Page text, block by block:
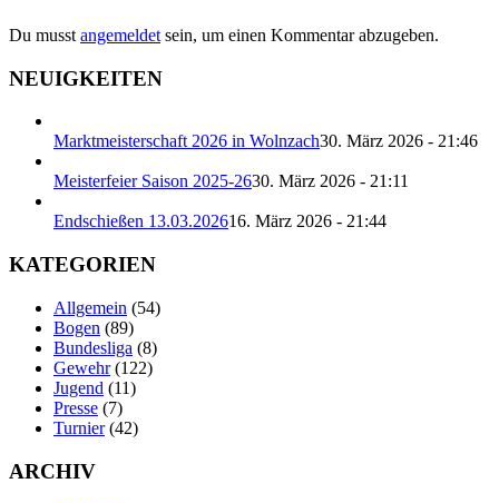
Du musst angemeldet sein, um einen Kommentar abzugeben.
NEUIGKEITEN
Marktmeisterschaft 2026 in Wolnzach30. März 2026 - 21:46
Meisterfeier Saison 2025-2630. März 2026 - 21:11
Endschießen 13.03.202616. März 2026 - 21:44
KATEGORIEN
Allgemein (54)
Bogen (89)
Bundesliga (8)
Gewehr(122)
Jugend (11)
Presse (7)
Turnier(42)
ARCHIV